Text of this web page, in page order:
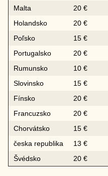
Malta
20 €
Holandsko
20 €
Poľsko
15 €
Portugalsko
20 €
Rumunsko
10 €
Slovinsko
15 €
Fínsko
20 €
Francuzsko
20 €
Chorvátsko
15 €
česka republika
13 €
Švédsko
20 €